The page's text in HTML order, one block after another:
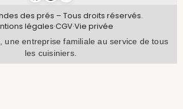
des prés – Tous droits réservés.
légales·CGV·Vie privée
une entreprise familiale au service de tous
les cuisiniers.